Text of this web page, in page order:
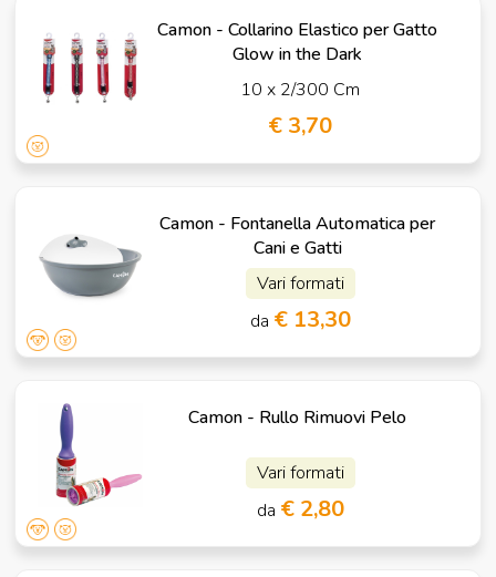
Camon - Collarino Elastico per Gatto
Glow in the Dark
10 x 2/300 Cm
€ 3,70
Camon - Fontanella Automatica per
Cani e Gatti
Vari formati
da € 13,30
Camon - Rullo Rimuovi Pelo
Vari formati
da € 2,80